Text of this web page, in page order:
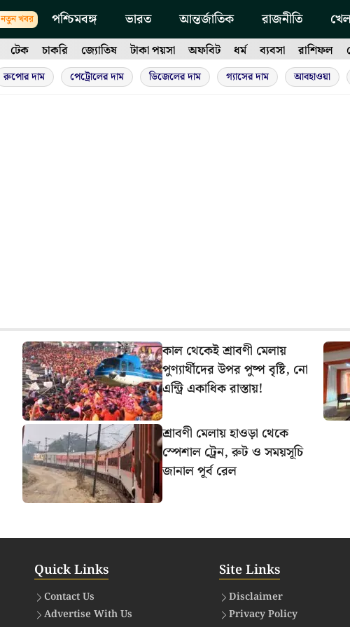
নতুন খবর পশ্চিমবঙ্গ ভারত আন্তর্জাতিক রাজনীতি
টেক চাকরি জ্যোতিষ টাকা পয়সা অফবিট ধর্ম ব্যবসা রাশিফল
রুপোর দাম পেট্রোলের দাম ডিজেলের দাম গ্যাসের দাম আবহাওয়া
কাল থেকেই শ্রাবণী মেলায়
পুণ্যার্থীদের উপর পুষ্প বৃষ্টি, নো
এন্ট্রি একাধিক রাস্তায়!
শ্রাবণী মেলায় হাওড়া থেকে
স্পেশাল ট্রেন, রুট ও সময়সূচি
জানাল পূর্ব রেল
Quick Links
Contact Us
Advertise With Us
Site Links
Disclaimer
Privacy Policy